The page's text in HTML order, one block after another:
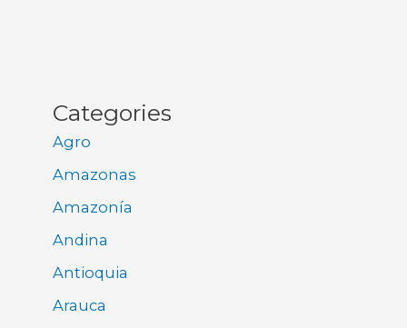
Categories
Agro
Amazonas
Amazonía
Andina
Antioquia
Arauca